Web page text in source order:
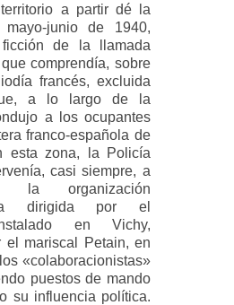
a partir dé la
junio de 1940,
de la llamada
comprendía, sobre
francés, excluida
a lo largo de la
a los ocupantes
franco-española de
esta zona, la Policía
casi siempre, a
la organización
dirigida por el
en Vichy,
el mariscal Petain, en
«colaboracionistas»
puestos de mando
su influencia política.